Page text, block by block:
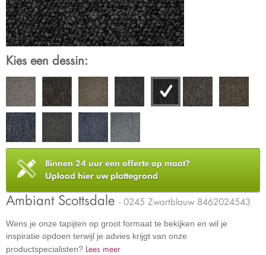
Kies een dessin:
Binnen 24 uur een offerte op maat?
Upload hier uw plattegrond
Ambiant Scottsdale - 0245 Zwartblauw 8462024543
Wens je onze tapijten op groot formaat te bekijken en wil je
inspiratie opdoen terwijl je advies krijgt van onze
productspecialisten? Lees meer